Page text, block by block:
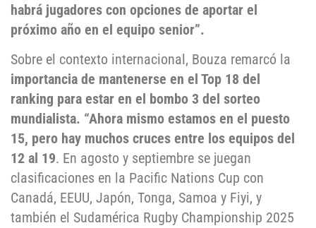
habrá jugadores con opciones de aportar el
próximo año en el equipo senior”.
Sobre el contexto internacional, Bouza remarcó la
importancia de mantenerse en el Top 18 del
ranking para estar en el bombo 3 del sorteo
mundialista. “Ahora mismo estamos en el puesto
15, pero hay muchos cruces entre los equipos del
12 al 19. En agosto y septiembre se juegan
clasificaciones en la Pacific Nations Cup con
Canadá, EEUU, Japón, Tonga, Samoa y Fiyi, y
también el Sudamérica Rugby Championship 2025